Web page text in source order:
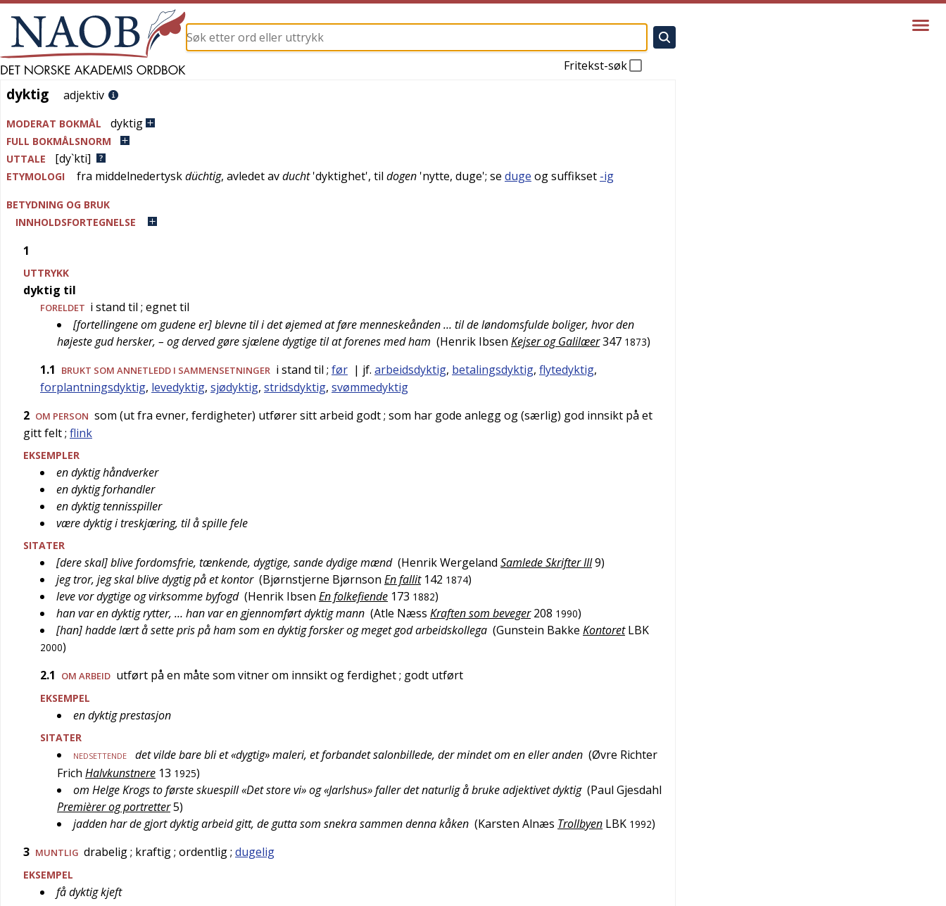
Fritekst-søk
dyktig
dyktig adjektiv
MODERAT BOKMÅL dyktig
FULL BOKMÅLSNORM
UTTALE
[dy`kti]
ETYMOLOGI fra middelnedertyskdüchtig, avledet avducht'dyktighet', til dogen 'nytte, duge'; se duge og suffikset -ig
BETYDNING OG BRUK
INNHOLDSFORTEGNELSE
1
UTTRYKK
dyktig til
FORELDET i stand til ; egnet til
[fortellingene om gudene er] blevne til i det øjemed at føre menneskeånden … til de løndomsfulde boliger, hvor den
højeste gud hersker, – og derved gøre sjælene dygtige til at forenes med ham (Henrik Ibsen Kejser og Galilæer347 1873)
1.1
BRUKT SOM ANNETLEDD I SAMMENSETNINGER i stand til ; før | jf. arbeidsdyktig, betalingsdyktig, flytedyktig,
forplantningsdyktig, levedyktig, sjødyktig, stridsdyktig, svømmedyktig
2 OM PERSON som (ut fra evner, ferdigheter) utfører sitt arbeid godt; som har gode anlegg og (særlig) god innsikt på et
gitt felt; flink
EKSEMPLER
en dyktig håndverker
en dyktig forhandler
en dyktig tennisspiller
være dyktig i treskjæring, til å spille fele
SITATER
[dere skal] blive fordomsfrie, tænkende, dygtige, sande dydige mænd (Henrik Wergeland Samlede Skrifter III9)
jeg tror, jeg skal blive dygtig på et kontor (Bjørnstjerne Bjørnson En fallit 142 1874)
leve vor dygtige og virksomme byfogd (Henrik Ibsen En folkefiende 173 1882)
han var en dyktig rytter, … han var en gjennomført dyktig mann (Atle Næss Kraften som beveger 208 1990)
[han] hadde lært å sette pris på ham som en dyktig forsker og meget god arbeidskollega (Gunstein Bakke Kontoret LBK
2000)
2.1
OM ARBEID utført på en måte som vitner om innsikt og ferdighet; godt utført
EKSEMPEL
en dyktig prestasjon
SITATER
NEDSETTENDE det vilde bare bli et «dygtig» maleri, et forbandet salonbillede, der mindet om en eller anden (Øvre Richter
Frich Halvkunstnere 13 1925)
om Helge Krogs to første skuespill «Det store vi» og «Jarlshus» faller det naturlig å bruke adjektivet dyktig (Paul Gjesdahl
Premièrer og portretter5)
jadden har de gjort dyktig arbeid gitt, de gutta som snekra sammen denna kåken (Karsten Alnæs Trollbyen LBK 1992)
3 MUNTLIG drabelig; kraftig; ordentlig; dugelig
EKSEMPEL
få dyktig kjeft